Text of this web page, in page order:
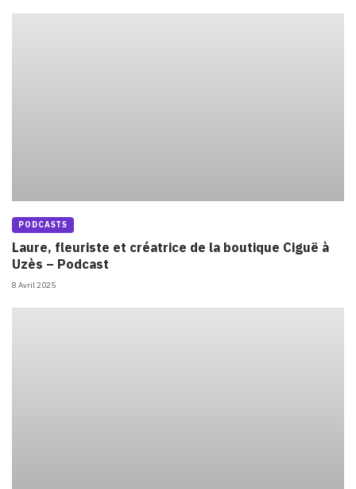
PODCASTS
Laure, fleuriste et créatrice de la boutique Ciguë à
Uzès – Podcast
8 Avril 2025